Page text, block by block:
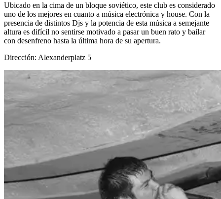
Ubicado en la cima de un bloque soviético, este club es considerado
uno de los mejores en cuanto a música electrónica y house. Con la
presencia de distintos Djs y la potencia de esta música a semejante
altura es difícil no sentirse motivado a pasar un buen rato y bailar
con desenfreno hasta la última hora de su apertura.
Dirección: Alexanderplatz 5